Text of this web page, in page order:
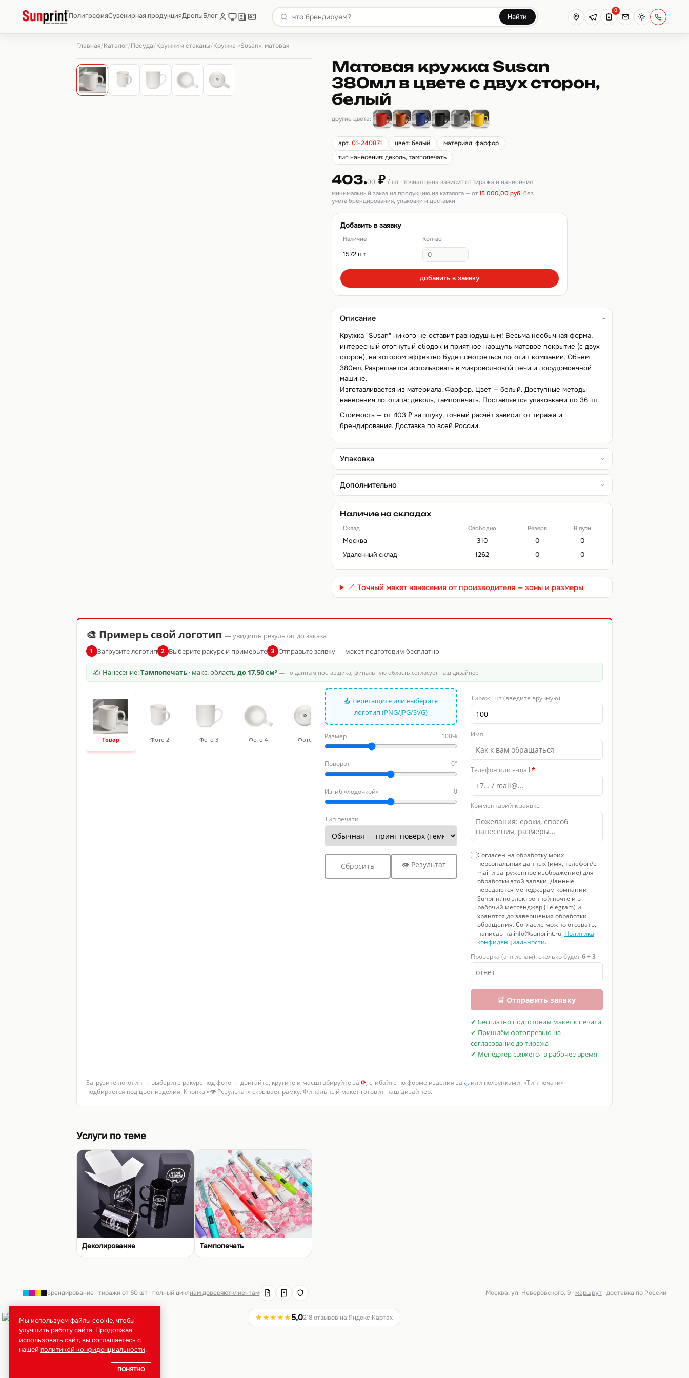
ПолиграфияСувенирная продукцияДропыБлог Найти
0
Главная/Каталог/Посуда/Кружки и стаканы/Кружка «Susan», матовая
Матовая кружка Susan
380мл в цвете с двух сторон,
белый
другие цвета:
арт.01-240871 цвет: белый
материал: фарфор
тип нанесения: деколь, тампопечать
403.00 ₽ / шт · точная цена зависит от тиража и нанесения
минимальный заказ на продукцию из каталога — от15 000,00 руб. без
учёта брендирования, упаковки и доставки
Добавить в заявку
Наличие Кол-во
1572 шт
добавить в заявку
Описание
Кружка "Susan" никого не оставит равнодушным! Весьма необычная форма,
интересный отогнутый ободок и приятное наощупь матовое покрытие (с двух
сторон), на котором эффектно будет смотреться логотип компании. Объем
380мл. Разрешается использовать в микроволновой печи и посудомоечной
машине.
Изготавливается из материала: Фарфор. Цвет — белый. Доступные методы
нанесения логотипа: деколь, тампопечать. Поставляется упаковками по 36 шт.
Стоимость — от 403 ₽ за штуку, точный расчёт зависит от тиража и
брендирования. Доставка по всей России.
Упаковка
Дополнительно
Наличие на складах
Склад Свободно Резерв В пути
Москва 310 0
0
Удаленный склад
1262 0 0
📐 Точный макет нанесения от производителя — зоны и размеры
🎨 Примерь свой логотип — увидишь результат до заказа
1 Загрузите логотип 2 Выберите ракурс и примерьте 3 Отправьте заявку — макет подготовим бесплатно
✍ Нанесение:Тампопечать· макс. область до 17.50 см²— по данным поставщика; финальную область согласует наш дизайнер
Товар Фото 2 Фото 3 Фото 4 Фото 5
📤 Перетащите или выберите
логотип (PNG/JPG/SVG)
Размер 100%
Поворот 0°
Изгиб «лодочкой» 0
Тип печати
Сбросить 👁 Результат
Тираж, шт (введите вручную)
Имя
Телефон или e-mail *
Комментарий к заявке
Согласен на обработку моих
персональных данных (имя, телефон/e-
mail и загруженное изображение) для
обработки этой заявки. Данные
передаются менеджерам компании
Sunprint по электронной почте и в
рабочий мессенджер (Telegram) и
хранятся до завершения обработки
обращения. Согласие можно отозвать,
написав на info@sunprint.ru. Политика
конфиденциальности.
Проверка (антиспам): сколько будет6 + 3
🛒 Отправить заявку
✔ Бесплатно подготовим макет к печати
✔ Пришлём фотопревью на
согласование до тиража
✔ Менеджер свяжется в рабочее время
Загрузите логотип → выберите ракурс под фото → двигайте, крутите и масштабируйте за ⟳, сгибайте по форме изделия за ◡или ползунками. «Тип печати»
подбирается под цвет изделия. Кнопка «👁 Результат» скрывает рамку. Финальный макет готовит наш дизайнер.
Услуги по теме
Деколирование Тампопечать
брендирование · тиражи от 50 шт · полный циклнам доверяютклиентам Москва, ул. Неверовского, 9 · маршрут· доставка по России
★★★★★5,0218 отзывов на Яндекс·Картах
Мы используем файлы cookie, чтобы
улучшить работу сайта. Продолжая
использовать сайт, вы соглашаетесь с
нашей политикой конфиденциальности.
ПОНЯТНО